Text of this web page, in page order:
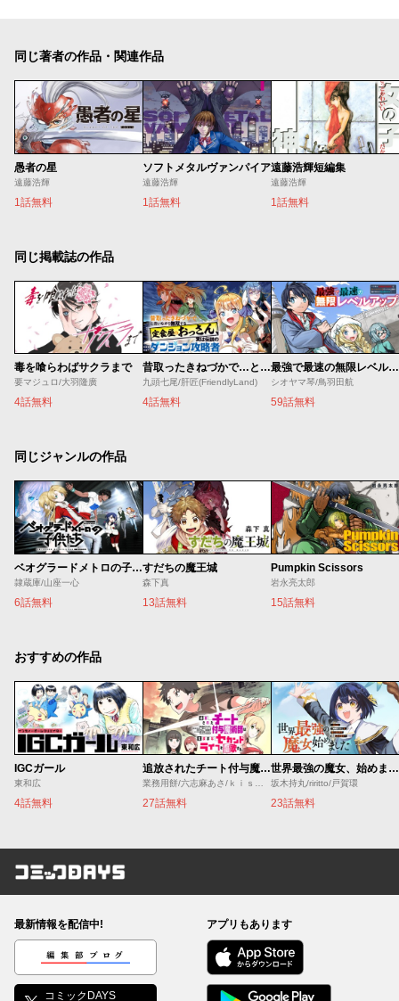
同じ著者の作品・関連作品
愚者の星
遠藤浩輝
1話無料
ソフトメタルヴァンパイア
遠藤浩輝
1話無料
遠藤浩輝短編集
遠藤浩輝
1話無料
同じ掲載誌の作品
毒を喰らわばサクラまで
要マジュロ/大羽隆廣
4話無料
昔取ったきねづかで…と言いながら無双する定食屋のおっさん、実は伝説のダンジョン攻略者
九頭七尾/肝匠(FriendlyLand)
4話無料
最強で最速の無限レベルアップ ～スキル【経験値１０００倍】と【レベルフリー】でレベル上限の枷が外れた俺は無双する～
シオヤマ琴/鳥羽田航
59話無料
同じジャンルの作品
ベオグラードメトロの子供たち
隷蔵庫/山座一心
6話無料
すだちの魔王城
森下真
13話無料
Pumpkin Scissors
岩永亮太郎
15話無料
おすすめの作品
IGCガール
東和広
4話無料
追放されたチート付与魔術師は気ままなセカンドライフを謳歌する。 ～俺は武器だけじゃなく、あらゆるものに『強化ポイント』を付与できるし、俺の意思でいつでも効果を解除できるけど、残った人たち大丈夫？～
業務用餅/六志麻あさ/ｋｉｓｕｉ
27話無料
世界最強の魔女、始めました ～私だけ『攻略サイト』を見れる世界で自由に生きます～
坂木持丸/riritto/戸賀環
23話無料
コミックDAYS
最新情報を配信中!
編集部ブログ
コミックDAYS
アプリもあります